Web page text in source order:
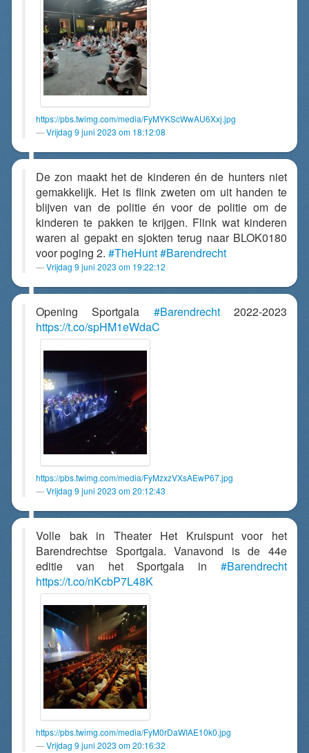
https://pbs.twimg.com/media/FyMYKScWwAU6Xxj.jpg
Vrijdag 9 juni 2023 om 18:12:08
De zon maakt het de kinderen én de hunters niet
gemakkelijk. Het is flink zweten om uit handen te
blijven van de politie én voor de politie om de
kinderen te pakken te krijgen. Flink wat kinderen
waren al gepakt en sjokten terug naar BLOK0180
voor poging 2. #TheHunt#Barendrecht
Vrijdag 9 juni 2023 om 19:22:12
Opening Sportgala #Barendrecht2022-2023
https://t.co/spHM1eWdaC
https://pbs.twimg.com/media/FyMzxzVXsAEwP67.jpg
Vrijdag 9 juni 2023 om 20:12:43
Volle bak in Theater Het Kruispunt voor het
Barendrechtse Sportgala. Vanavond is de 44e
editie van het Sportgala in #Barendrecht
https://t.co/nKcbP7L48K
https://pbs.twimg.com/media/FyM0rDaWIAE10k0.jpg
Vrijdag 9 juni 2023 om 20:16:32